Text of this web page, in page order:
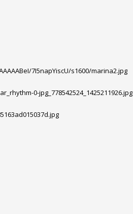
7I5napYiscU/s1600/marina2.jpg
0-jpg_778542524_1425211926.jpg